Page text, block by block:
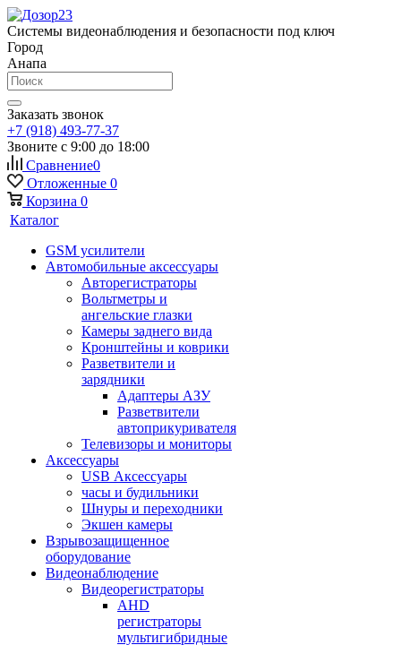
Системы видеонаблюдения и безопасности под ключ
Город
Анапа
Заказать звонок
+7 (918) 493-77-37
Звоните с 9:00 до 18:00
Сравнение0
Отложенные 0
Корзина 0
Каталог
GSM усилители
Автомобильные аксессуары
Авторегистраторы
Вольтметры и
ангельские глазки
Камеры заднего вида
Кронштейны и коврики
Разветвители и
зарядники
Адаптеры АЗУ
Разветвители
автоприкуривателя
Телевизоры и мониторы
Аксессуары
USB Аксессуары
часы и будильники
Шнуры и переходники
Экшен камеры
Взрывозащищенное
оборудование
Видеонаблюдение
Видеорегистраторы
AHD
регистраторы
мультигибридные